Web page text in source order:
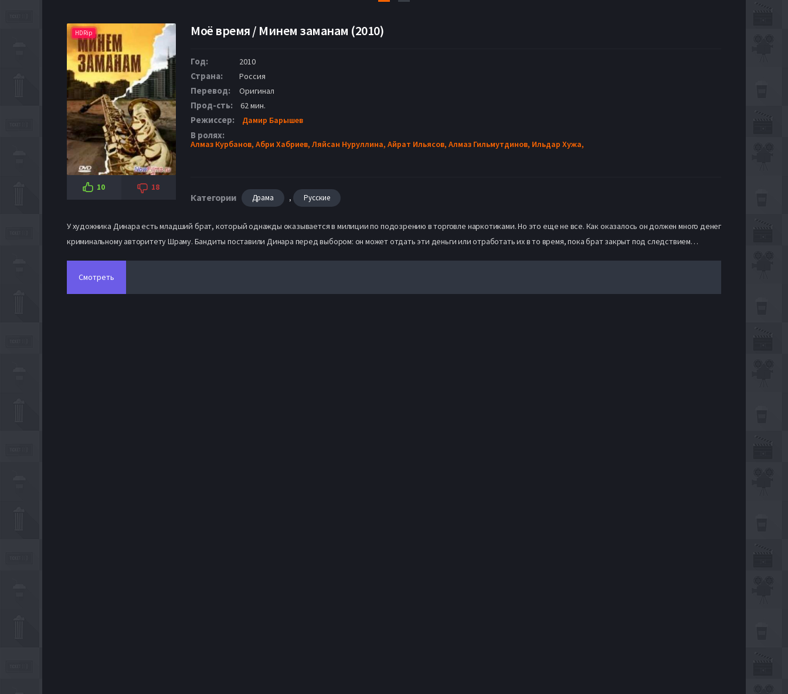
HDRip
10 18
Моё время / Минем заманам (2010)
Год: 2010
Страна: Россия
Перевод: Оригинал
Прод-сть: 62 мин.
Режиссер: Дамир Барышев
В ролях:
Алмаз Курбанов, Абри Хабриев,Ляйсан Нуруллина, Айрат Ильясов, Алмаз Гильмутдинов, Ильдар Хужа,
Категории Драма , Русские
У художника Динара есть младший брат, который однажды оказывается в милиции по подозрению в торговле наркотиками. Но это еще не все. Как оказалось он должен много денег
криминальному авторитету Шраму. Бандиты поставили Динара перед выбором: он может отдать эти деньги или отработать их в то время, пока брат закрыт под следствием…
Смотреть